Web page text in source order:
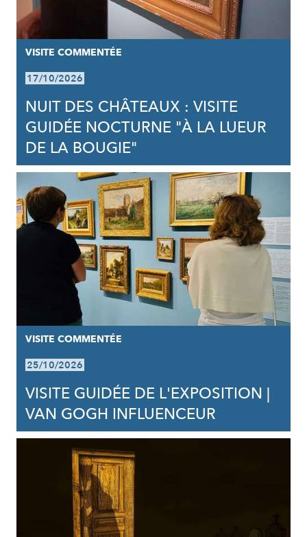
VISITE COMMENTÉE
17/10/2026
NUIT DES CHÂTEAUX : VISITE
GUIDÉE NOCTURNE "À LA LUEUR
DE LA BOUGIE"
VISITE COMMENTÉE
25/10/2026
VISITE GUIDÉE DE L'EXPOSITION |
VAN GOGH INFLUENCEUR